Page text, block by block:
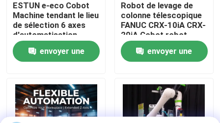
Nous contacter
Blog
Demandez un devis
bras de robot industriel
ESTUN e-eco Cobot
Machine tendant le lieu
de sélection 6 axes
d'automatisation
industrielle robot
collaboratif de
manutention de
envoyer une
Robot de levage de
colonne télescopique
FANUC CRX-10iA CRX-
20iA Cobot robot
collaboratif de
manutention de
palettes
envoyer une